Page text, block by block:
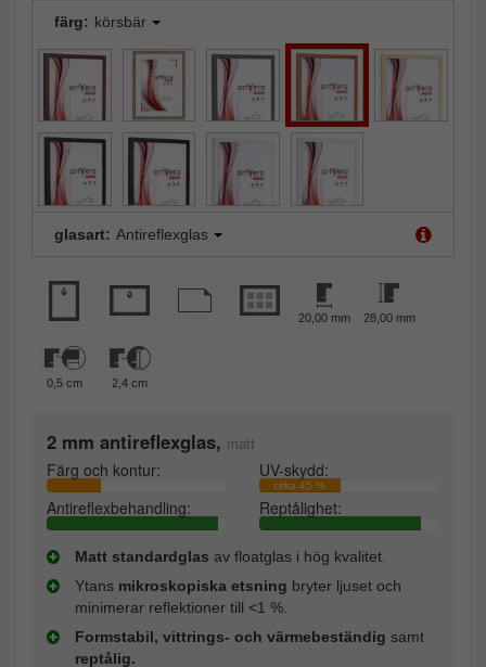
färg: körsbär
glasart: Antireflexglas
20,00 mm 28,00 mm
0,5 cm 2,4 cm
2 mm antireflexglas, matt
Färg och kontur: UV-skydd:
cirka 45 %
Antireflexbehandling: Reptålighet:
Matt standardglas av floatglas i hög kvalitet.
Ytans mikroskopiska etsning bryter ljuset och
minimerar reflektioner till <1 %.
Formstabil, vittrings- och värmebeständig samt
reptålig.